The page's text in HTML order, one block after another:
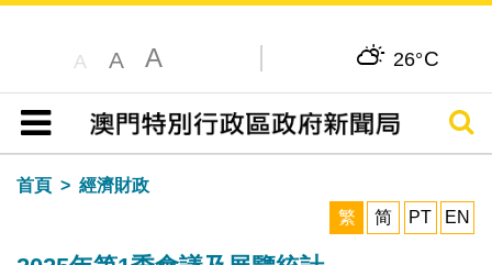
A A A 26°C
目錄
搜尋
首頁
經濟財政
繁
简 PT EN